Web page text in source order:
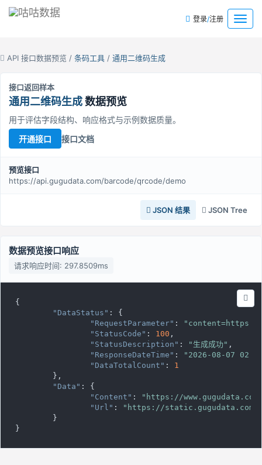
菜
单
登录/注册
API 接口数据预览 / 条码工具 / 通用二维码生成
接口返回样本
通用二维码生成数据预览
用于评估字段结构、响应格式与示例数据质量。
开通接口
接口文档
预览接口
https://api.gugudata.com/barcode/qrcode/demo
JSON 结果 JSON Tree
数据预览接口响应
请求响应时间: 297.8509ms
{
"DataStatus" : {
"RequestParameter" :
"content=https://
"StatusCode" : 100 ,
"StatusDescription" : "生成成功" ,
"ResponseDateTime" :
"2026-08-07
"DataTotalCount" : 1
"Data" : {
"Content" :
"https://
"Url" :
"https://static.gugudata.com/
}